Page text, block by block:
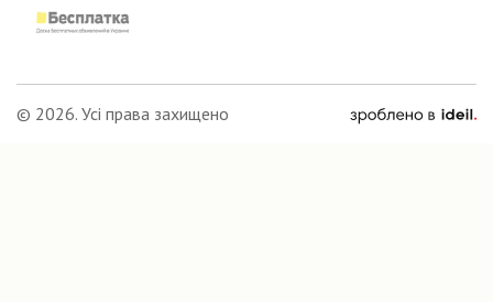
© 2026. Усі права захищено
зроблено